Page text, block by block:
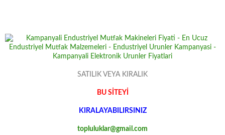
SATILIK VEYA KIRALIK
BU SİTEYİ
KIRALAYABILIRSINIZ
topluluklar@gmail.com